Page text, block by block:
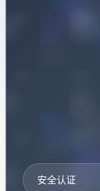
安全认证